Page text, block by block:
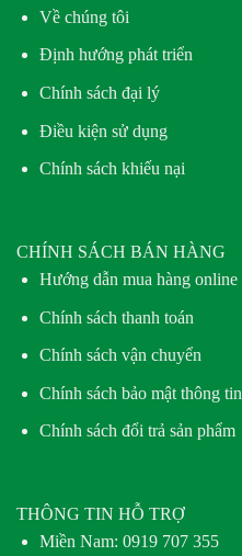
Về chúng tôi
Định hướng phát triển
Chính sách đại lý
Điều kiện sử dụng
Chính sách khiếu nại
CHÍNH SÁCH BÁN HÀNG
Hướng dẫn mua hàng online
Chính sách thanh toán
Chính sách vận chuyển
Chính sách bảo mật thông tin
Chính sách đổi trả sản phẩm
THÔNG TIN HỖ TRỢ
Miền Nam: 0919 707 355